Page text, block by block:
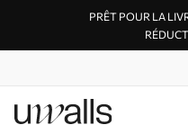
PRÊT POUR LA